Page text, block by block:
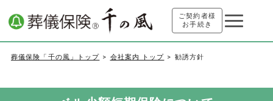
ご契約者様
お手続き
葬儀保険「千の風」トップ 会社案内 トップ 勧誘方針